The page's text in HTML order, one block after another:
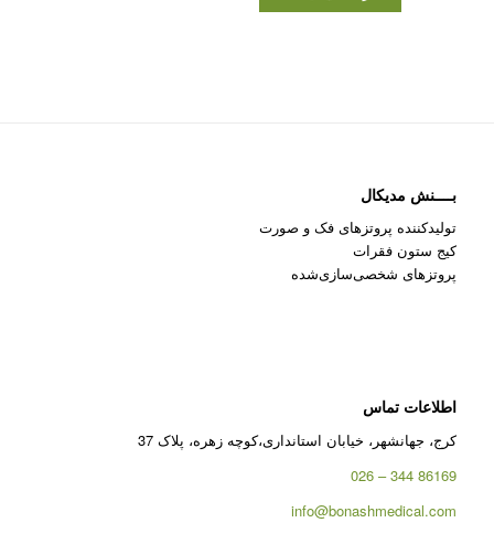
بــــنش مدیکال
تولیدکننده پروتزهای فک و صورت
کیج ستون فقرات
پروتزهای شخصی‌سازی‌شده
اطلاعات تماس
کرج، جهانشهر، خیابان استانداری،کوچه زهره، پلاک 37
86169 344 – 026
info@bonashmedical.com